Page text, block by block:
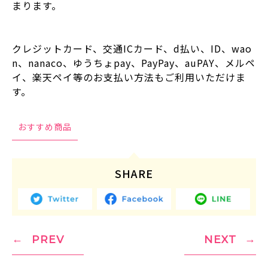
まります。
クレジットカード、交通ICカード、d払い、ID、wao
n、nanaco、ゆうちょpay、PayPay、auPAY、メルペ
イ、楽天ペイ等のお支払い方法もご利用いただけま
す。
おすすめ商品
SHARE
PREV NEXT